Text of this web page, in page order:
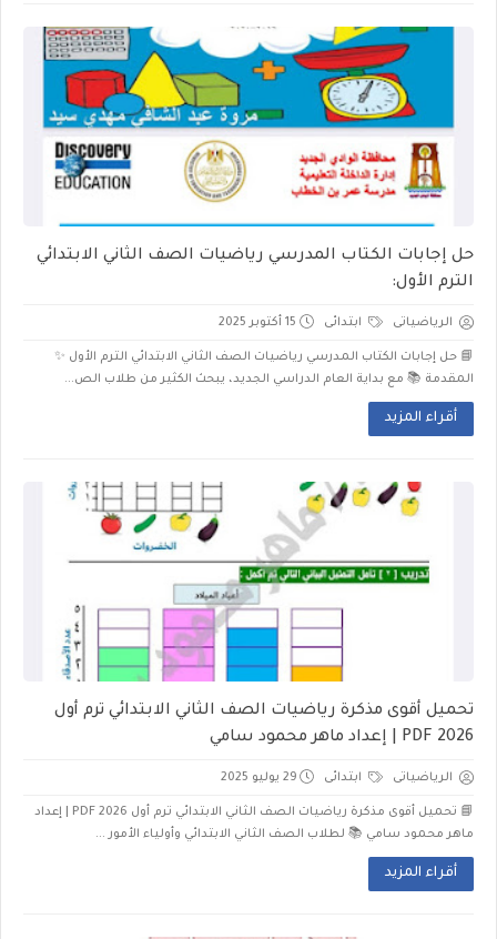
حل إجابات الكتاب المدرسي رياضيات الصف الثاني الابتدائي
الترم الأول:
الرياضياتى ابتدائى 15 أكتوبر 2025
📘 حل إجابات الكتاب المدرسي رياضيات الصف الثاني الابتدائي الترم الأول ✨
المقدمة 📚 مع بداية العام الدراسي الجديد، يبحث الكثير من طلاب الص...
أقراء المزيد
تحميل أقوى مذكرة رياضيات الصف الثاني الابتدائي ترم أول
2026 PDF | إعداد ماهر محمود سامي
الرياضياتى ابتدائى 29 يوليو 2025
📘 تحميل أقوى مذكرة رياضيات الصف الثاني الابتدائي ترم أول 2026 PDF | إعداد
ماهر محمود سامي 📚 لطلاب الصف الثاني الابتدائي وأولياء الأمور ...
أقراء المزيد